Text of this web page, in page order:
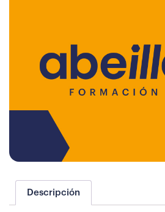
Descripción